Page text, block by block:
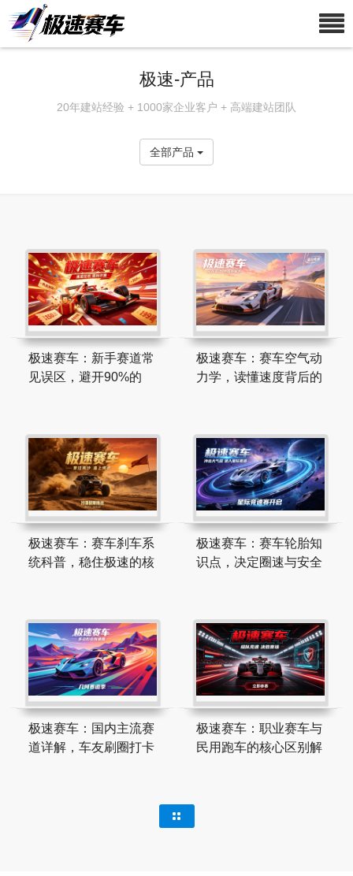
极速-产品
20年建站经验 + 1000家企业客户 + 高端建站团队
全部产品
极速赛车：新手赛道常
见误区，避开90%的
极速赛车：赛车空气动
力学，读懂速度背后的
极速赛车：赛车刹车系
统科普，稳住极速的核
极速赛车：赛车轮胎知
识点，决定圈速与安全
极速赛车：国内主流赛
道详解，车友刷圈打卡
极速赛车：职业赛车与
民用跑车的核心区别解